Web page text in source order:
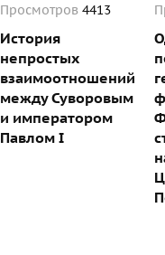
Просмотров 4413
История
непростых
взаимоотношений
между Суворовым
и императором
Павлом I